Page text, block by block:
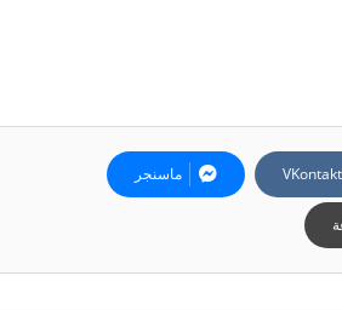
ماسنجر